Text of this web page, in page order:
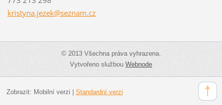
kristyna.jezek@seznam.cz
© 2013 Všechna práva vyhrazena.
Vytvořeno službouWebnode
Zobrazit: Mobilní verzi Standardní verzi